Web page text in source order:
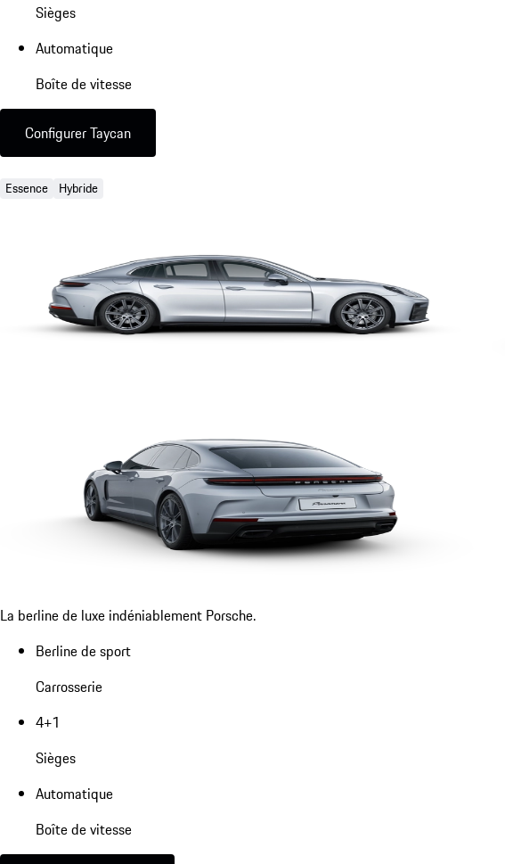
Sièges
Automatique
Boîte de vitesse
Configurer Taycan
Essence Hybride
La berline de luxe indéniablement Porsche.
Berline de sport
Carrosserie
4+1
Sièges
Automatique
Boîte de vitesse